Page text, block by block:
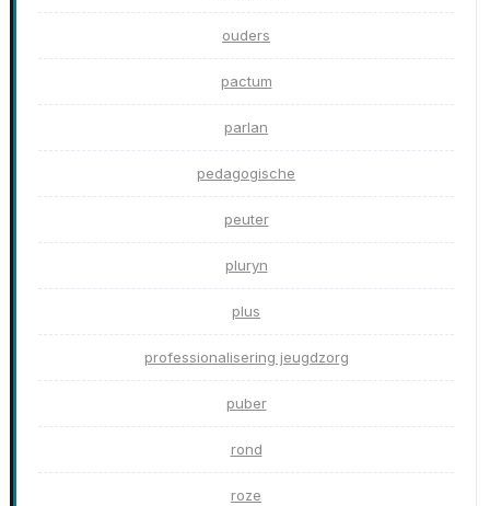
ouders
pactum
parlan
pedagogische
peuter
pluryn
plus
professionalisering jeugdzorg
puber
rond
roze